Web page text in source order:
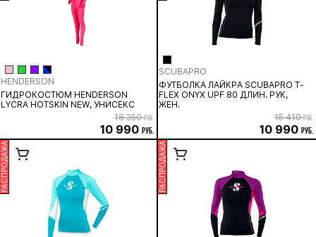
HENDERSON
ГИДРОКОСТЮМ HENDERSON
LYCRA HOTSKIN NEW, УНИСЕКС
18 350руб.
10 990 руб.
SCUBAPRO
ФУТБОЛКА ЛАЙКРА SCUBAPRO T-
FLEX ONYX UPF 80 ДЛИН. РУК,
ЖЕН.
15 410руб.
10 990 руб.
РАСПРОДАЖА РАСПРОДАЖА